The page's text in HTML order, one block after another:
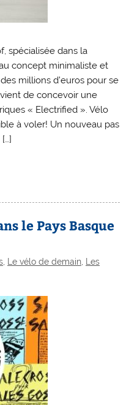
spécialisée dans la
concept minimaliste et
millions d’euros pour se
de concevoir une
« Electrified ». Vélo
à voler! Un nouveau pas
le Pays Basque
Le vélo de demain
Les